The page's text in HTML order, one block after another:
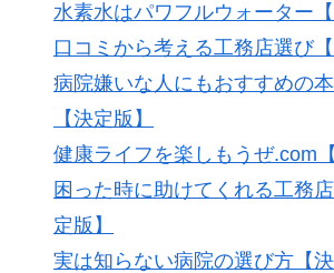
水素水はパワフルウォーター【
口コミから考える工務店選び【
病院嫌いな人にもおすすめの
【決定版】
健康ライフを楽しもうぜ.com【
困った時に助けてくれる工務
定版】
実は知らない病院の選び方【決